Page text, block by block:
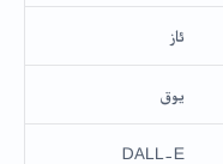
ئاز
يوق
DALL-E